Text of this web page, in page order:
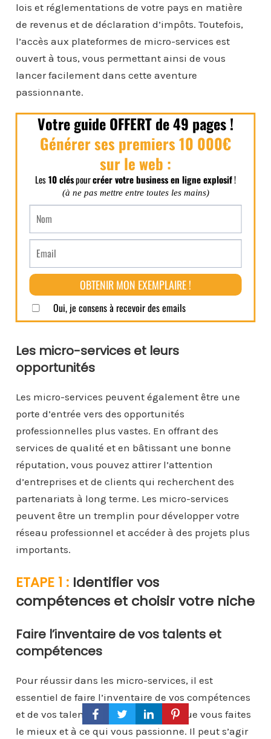
lois et réglementations de votre pays en matière
de revenus et de déclaration d’impôts. Toutefois,
l’accès aux plateformes de micro-services est
ouvert à tous, vous permettant ainsi de vous
lancer facilement dans cette aventure
passionnante.
Les micro-services et leurs
opportunités
Les micro-services peuvent également être une
porte d’entrée vers des opportunités
professionnelles plus vastes. En offrant des
services de qualité et en bâtissant une bonne
réputation, vous pouvez attirer l’attention
d’entreprises et de clients qui recherchent des
partenariats à long terme. Les micro-services
peuvent être un tremplin pour développer votre
réseau professionnel et accéder à des projets plus
importants.
ETAPE 1 :Identifier vos
compétences et choisir votre niche
Faire l’inventaire de vos talents et
compétences
Pour réussir dans les micro-services, il est
essentiel de faire l’inventaire de vos compétences
et de vos talents. Réfléchissez à ce que vous faites
le mieux et à ce qui vous passionne. Il peut s’agir